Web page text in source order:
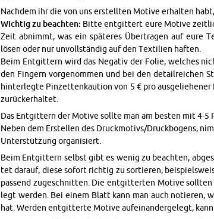
Nach­dem ihr die von uns er­stell­ten Mo­ti­ve er­hal­ten
Wich­tig zu be­ach­ten: Bitte ent­git­tert eure Mo­ti­ve
Zeit ab­nimmt, was ein spä­te­res Über­tra­gen auf eure
lösen oder nur un­voll­stän­dig auf den Tex­ti­li­en haf­ten.
Beim Ent­git­tern wird das Ne­ga­tiv der Folie, wel­ches
den Fin­gern vor­ge­nom­men und bei den de­tail­rei­chen
hin­ter­leg­te Pin­zet­ten­kau­ti­on von 5 € pro
zu­rück­er­hal­tet.
Das Ent­git­tern der Mo­ti­ve soll­te man am bes­ten mit 4-5
Neben dem Er­stel­len des Druck­mo­tivs/Druck­bo­gens,
Un­ter­stüt­zung or­ga­ni­siert.
Beim Ent­git­tern selbst gibt es wenig zu be­ach­ten,
tet dar­auf, diese so­fort rich­tig zu sor­tie­ren,
pas­send zu­ge­schnit­ten. Die ent­git­ter­ten Mo­ti­ve
legt wer­den. Bei einem Blatt kann man auch no­tie­ren,
hat. Wer­den ent­git­ter­te Mo­ti­ve auf­ein­an­der­ge­legt, kann